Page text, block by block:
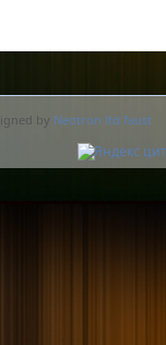
by Neotron ltd.faust